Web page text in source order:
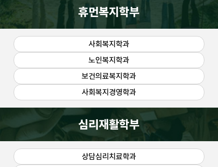
휴먼복지학부
사회복지학과
노인복지학과
보건의료복지학과
사회복지경영학과
심리재활학부
상담심리치료학과